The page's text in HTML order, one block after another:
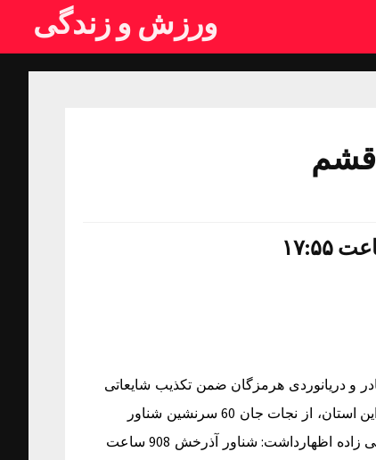
ورزش و زندگی
و دریانوردی هرمزگان ضمن تکذیب شایعاتی
در فضای مجازی مبنی بر غرق شدن یک شناور مسافری در آب های این استان، از نجات جان 60 سرنشین شناور
مسافری آذرخش 908 در آب های جزیره قشم خبرداد. – اسماعیل مکی زاده اظهارداشت: شناور آذرخش 908 ساعت